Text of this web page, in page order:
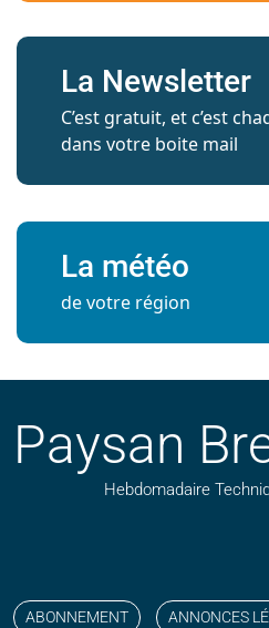
La Newsletter
C’est gratuit, et c’est
dans votre boite mail
La météo
de votre région
Paysan
Hebdomadaire
ABONNEMENT ANNONCES